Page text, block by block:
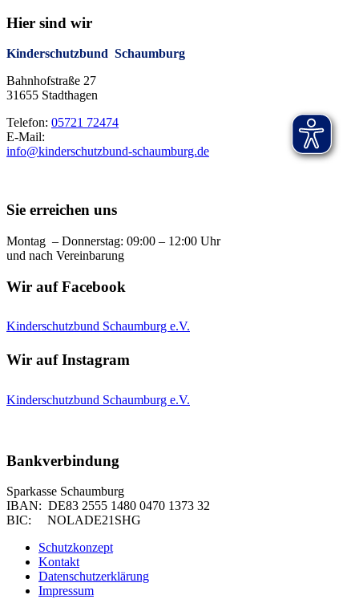
Hier sind wir
Kinderschutzbund Schaumburg
Bahnhofstraße 27
31655 Stadthagen
Telefon: 05721 72474
E-Mail:
info@kinderschutzbund-schaumburg.de
Sie erreichen uns
Montag – Donnerstag: 09:00 – 12:00 Uhr
und nach Vereinbarung
Wir auf Facebook
Kinderschutzbund Schaumburg e.V.
Wir auf Instagram
Kinderschutzbund Schaumburg e.V.
Bankverbindung
Sparkasse Schaumburg
IBAN: DE83 2555 1480 0470 1373 32
BIC: NOLADE21SHG
Schutzkonzept
Kontakt
Datenschutzerklärung
Impressum